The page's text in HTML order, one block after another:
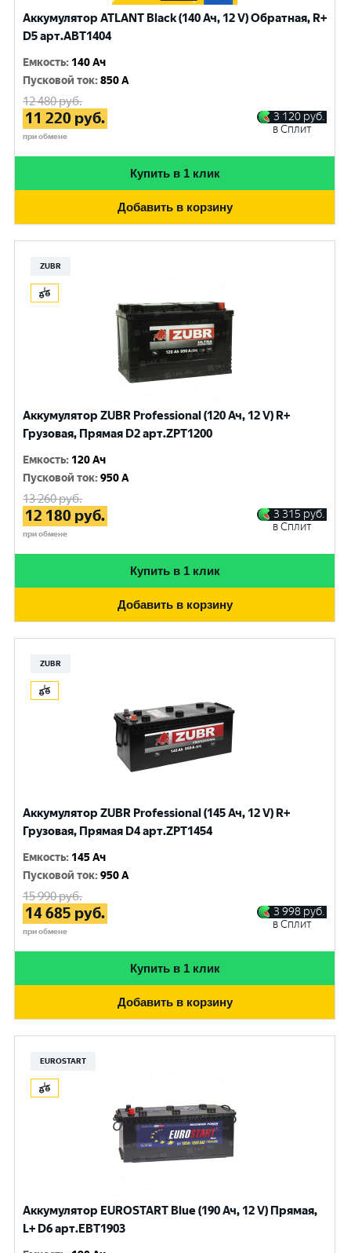
Аккумулятор ATLANT Black (140 Ач, 12 V) Обратная, R+
D5 арт.ABT1404
Емкость: 140 Ач
Пусковой ток:850 A
12 480руб.
11 220 руб.
при обмене
3 120 руб.
в Сплит
Купить в 1 клик
Добавить в корзину
ZUBR
Аккумулятор ZUBR Professional (120 Ач, 12 V) R+
Грузовая, Прямая D2 арт.ZPT1200
Емкость: 120 Ач
Пусковой ток:950 A
13 260руб.
12 180 руб.
при обмене
3 315 руб.
в Сплит
Купить в 1 клик
Добавить в корзину
ZUBR
Аккумулятор ZUBR Professional (145 Ач, 12 V) R+
Грузовая, Прямая D4 арт.ZPT1454
Емкость: 145 Ач
Пусковой ток:950 A
15 990руб.
14 685 руб.
при обмене
3 998 руб.
в Сплит
Купить в 1 клик
Добавить в корзину
EUROSTART
Аккумулятор EUROSTART Blue (190 Ач, 12 V) Прямая,
L+ D6 арт.EBT1903